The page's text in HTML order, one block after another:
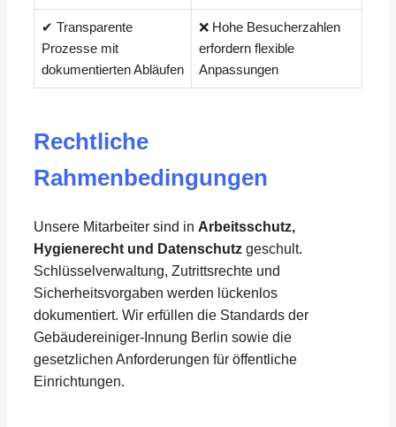
✔ Transparente
Prozesse mit
dokumentierten Abläufen
❌ Hohe Besucherzahlen
erfordern flexible
Anpassungen
Rechtliche
Rahmenbedingungen
Unsere Mitarbeiter sind in Arbeitsschutz,
Hygienerecht und Datenschutz geschult.
Schlüsselverwaltung, Zutrittsrechte und
Sicherheitsvorgaben werden lückenlos
dokumentiert. Wir erfüllen die Standards der
Gebäudereiniger-Innung Berlin sowie die
gesetzlichen Anforderungen für öffentliche
Einrichtungen.